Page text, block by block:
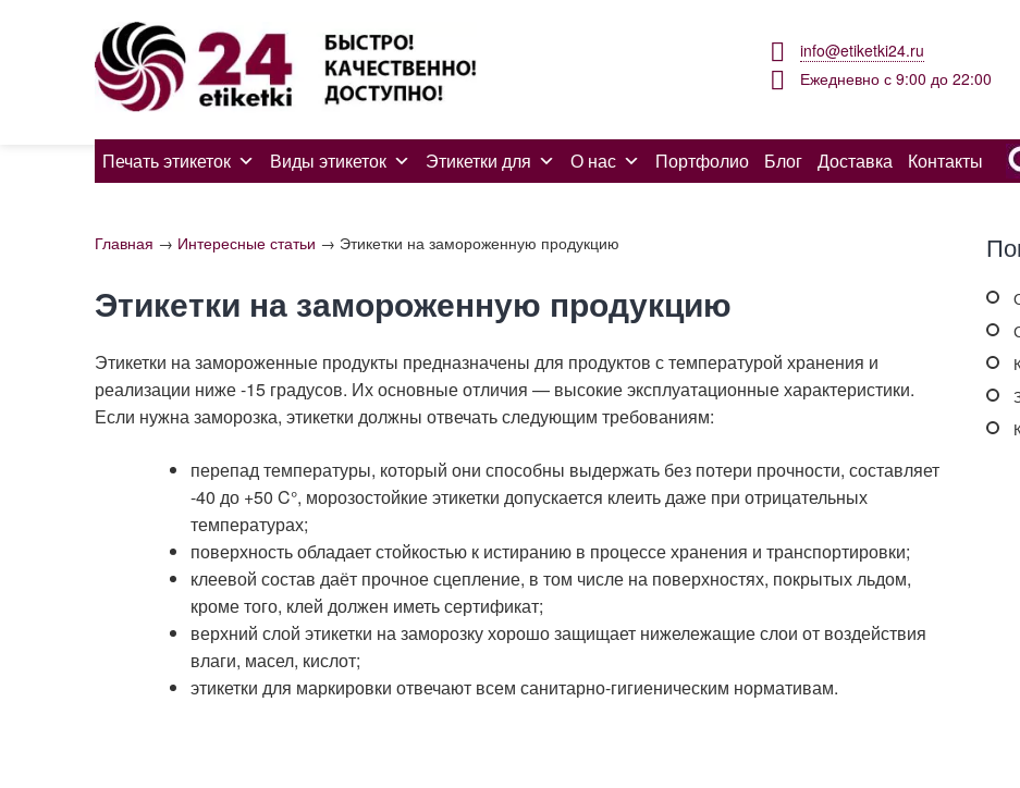
info@etiketki24.ru
Ежедневно с 9:00 до 22:00
Печать этикеток Виды этикеток Этикетки для О нас Портфолио Блог Доставка Контакты
Главная → Интересные статьи → Этикетки на замороженную продукцию
Этикетки на замороженную продукцию
Этикетки на замороженные продукты предназначены для продуктов с температурой хранения и
реализации ниже -15 градусов. Их основные отличия — высокие эксплуатационные характеристики.
Если нужна заморозка, этикетки должны отвечать следующим требованиям:
перепад температуры, который они способны выдержать без потери прочности, составляет
-40 до +50 C°, морозостойкие этикетки допускается клеить даже при отрицательных
температурах;
поверхность обладает стойкостью к истиранию в процессе хранения и транспортировки;
клеевой состав даёт прочное сцепление, в том числе на поверхностях, покрытых льдом,
кроме того, клей должен иметь сертификат;
верхний слой этикетки на заморозку хорошо защищает нижележащие слои от воздействия
влаги, масел, кислот;
этикетки для маркировки отвечают всем санитарно-гигиеническим нормативам.